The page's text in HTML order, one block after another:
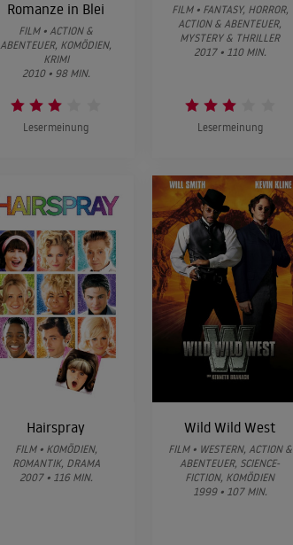
Romanze in Blei
FILM • ACTION &
ABENTEUER, KOMÖDIEN,
KRIMI
2010 • 98 MIN.
Lesermeinung
FILM • FANTASY, HORROR,
ACTION & ABENTEUER,
MYSTERY & THRILLER
2017 • 110 MIN.
Lesermeinung
Hairspray
FILM • KOMÖDIEN,
ROMANTIK, DRAMA
2007 • 116 MIN.
Wild Wild West
FILM • WESTERN, ACTION &
ABENTEUER, SCIENCE-
FICTION, KOMÖDIEN
1999 • 107 MIN.